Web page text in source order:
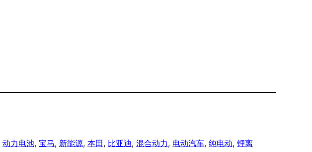
动力电池, 宝马, 新能源, 本田, 比亚迪, 混合动力, 电动汽车, 纯电动, 锂离